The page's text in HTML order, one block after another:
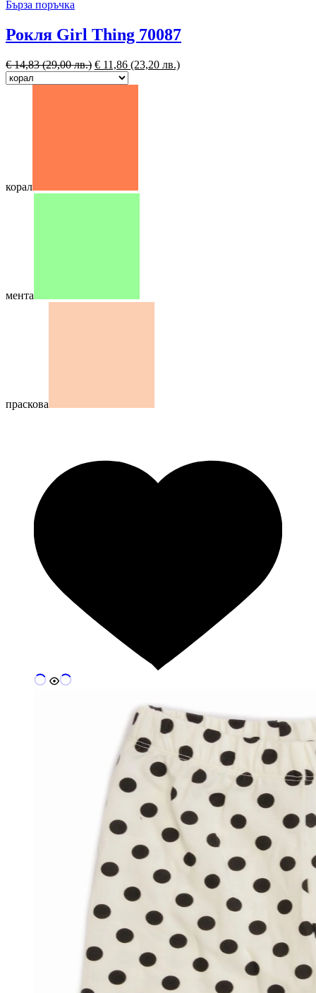
Бърза поръчка
Рокля Girl Thing 70087
€14,83(29,00 лв.) € 11,86 (23,20 лв.)
корал
мента
праскова